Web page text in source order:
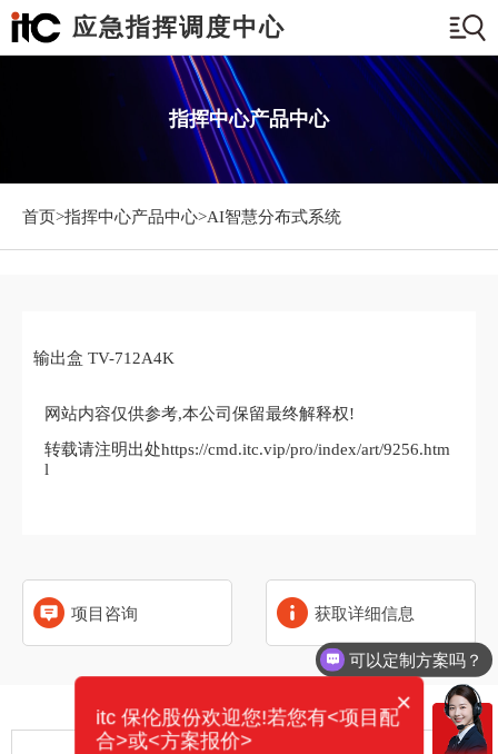
应急指挥调度中心
指挥中心产品中心
首页>指挥中心产品中心>AI智慧分布式系统
输出盒 TV-712A4K
网站内容仅供参考,本公司保留最终解释权!
转载请注明出处https://cmd.itc.vip/pro/index/art/9256.htm
l
项目咨询 获取详细信息
相关产品
可以定制方案吗？
×
itc 保伦股份欢迎您!若您有<项目配
合>或<方案报价>